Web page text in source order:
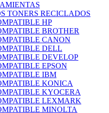
TONERS RECICLADOS
HP
BROTHER
CANON
DELL
DEVELOP
EPSON
IBM
KONICA
KYOCERA
LEXMARK
MINOLTA